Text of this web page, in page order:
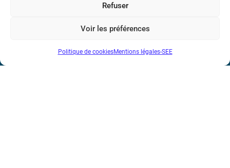
Refuser
Voir les préférences
Politique de cookiesMentions légales-SEE
de l’Information et de la Communication
17 rue de l’Amiral Hamelin75116 Paris